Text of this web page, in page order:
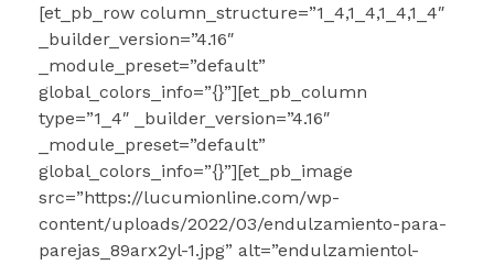
[et_pb_row column_structure=”1_4,1_4,1_4,1_4″
_builder_version=”4.16″
_module_preset=”default”
global_colors_info=”{}”][et_pb_column
type=”1_4″ _builder_version=”4.16″
_module_preset=”default”
global_colors_info=”{}”][et_pb_image
src=”https://lucumionline.com/wp-
content/uploads/2022/03/endulzamiento-para-
parejas_89arx2yl-1.jpg” alt=”endulzamientol-